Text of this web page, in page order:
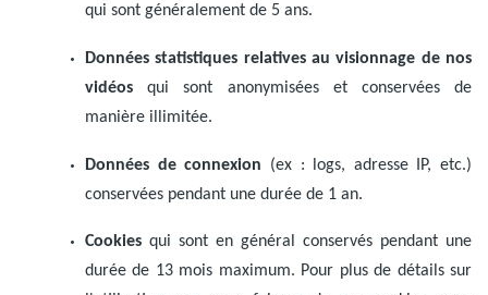
qui sont généralement de 5 ans.
Données statistiques relatives au visionnage de nos
vidéos qui sont anonymisées et conservées de
manière illimitée.
Données de connexion (ex : logs, adresse IP, etc.)
conservées pendant une durée de 1 an.
Cookies qui sont en général conservés pendant une
durée de 13 mois maximum. Pour plus de détails sur